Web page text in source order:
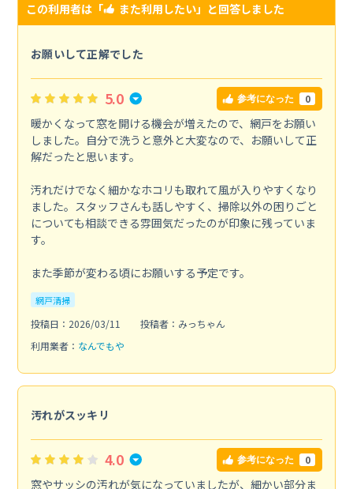
この利用者は「 また利用したい」と回答しました
お願いして正解でした
5.0 参考になった 0
暖かくなって窓を開ける機会が増えたので、網戸をお願い
しました。自分で洗うと意外と大変なので、お願いして正
解だったと思います。
汚れだけでなく細かなホコリも取れて風が入りやすくなり
ました。スタッフさんも話しやすく、掃除以外の困りごと
についても相談できる雰囲気だったのが印象に残っていま
す。
また季節が変わる頃にお願いする予定です。
網戸清掃
投稿日：2026/03/11
投稿者：みっちゃん
利用業者： なんでもや
汚れがスッキリ
4.0 参考になった 0
窓やサッシの汚れが気になっていましたが、細かい部分ま